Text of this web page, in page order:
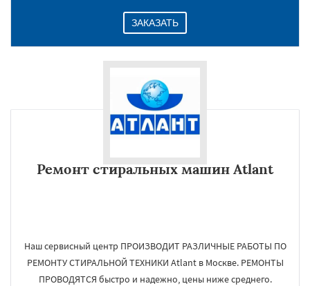
ЗАКАЗАТЬ
Ремонт стиральных машин Atlant
Наш сервисный центр ПРОИЗВОДИТ РАЗЛИЧНЫЕ РАБОТЫ ПО
РЕМОНТУ СТИРАЛЬНОЙ ТЕХНИКИ Atlant в Москве. РЕМОНТЫ
ПРОВОДЯТСЯ быстро и надежно, цены ниже среднего.